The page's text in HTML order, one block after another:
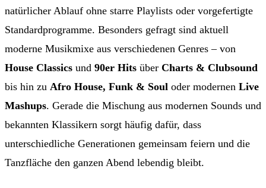
natürlicher Ablauf ohne starre Playlists oder vorgefertigte
Standardprogramme. Besonders gefragt sind aktuell
moderne Musikmixe aus verschiedenen Genres – von
House Classics und 90er Hits über Charts & Clubsound
bis hin zu Afro House, Funk & Soul oder modernen Live
Mashups. Gerade die Mischung aus modernen Sounds und
bekannten Klassikern sorgt häufig dafür, dass
unterschiedliche Generationen gemeinsam feiern und die
Tanzfläche den ganzen Abend lebendig bleibt.